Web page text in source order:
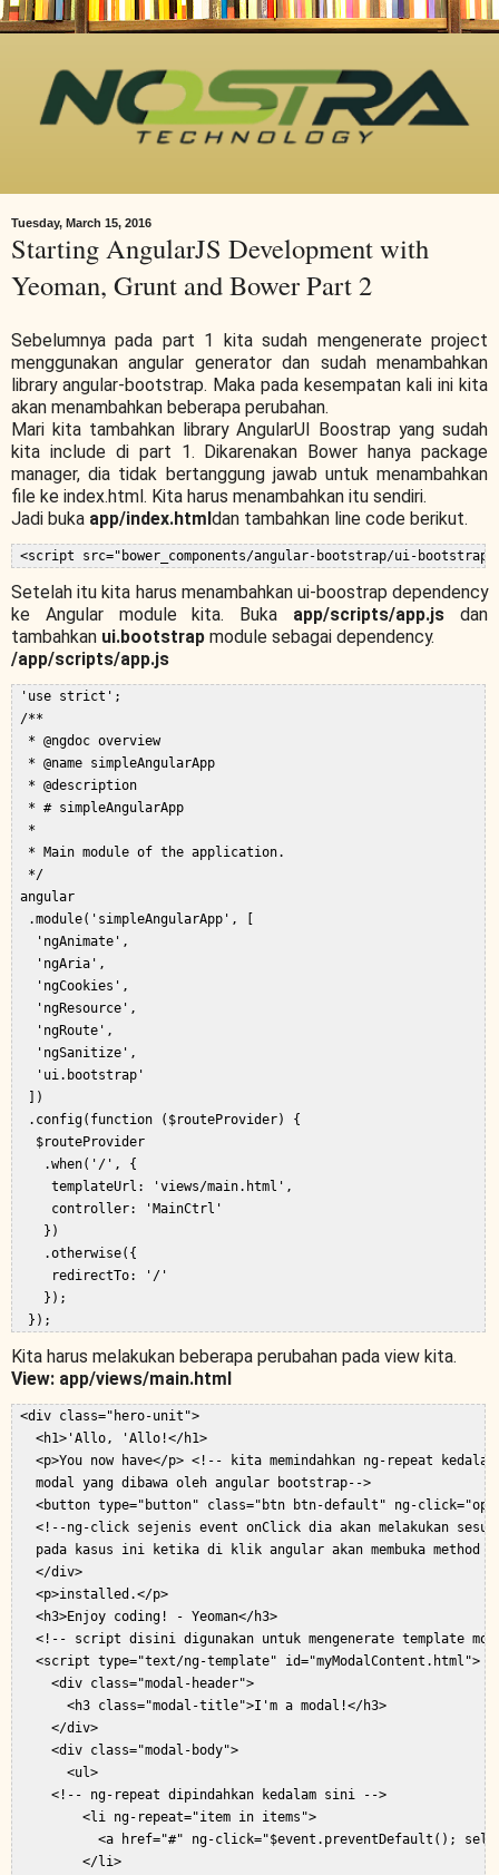
Tuesday, March 15, 2016
Starting AngularJS Development with
Yeoman, Grunt and Bower Part 2
Sebelumnya pada part 1 kita sudah mengenerate project
menggunakan angular generator dan sudah menambahkan
library angular-bootstrap. Maka pada kesempatan kali ini kita
akan menambahkan beberapa perubahan.
Mari kita tambahkan library AngularUI Boostrap yang sudah
kita include di part 1. Dikarenakan Bower hanya package
manager, dia tidak bertanggung jawab untuk menambahkan
file ke index.html. Kita harus menambahkan itu sendiri.
Jadi buka app/index.htmldan tambahkan line code berikut.
Setelah itu kita harus menambahkan ui-boostrap dependency
ke Angular module kita. Buka app/scripts/app.js dan
tambahkan ui.bootstrap module sebagai dependency.
/app/scripts/app.js
'use strict';
/**
  * @ngdoc overview
  * @name simpleAngularApp
  * @description
  * # simpleAngularApp
  *
  * Main module of the application.
  */
angular
  .module('simpleAngularApp', [
   'ngAnimate',
   'ngAria',
   'ngCookies',
   'ngResource',
   'ngRoute',
   'ngSanitize',
   'ui.bootstrap'
  ])
  .config(function ($routeProvider) {
   $routeProvider
    .when('/', {
     templateUrl: 'views/main.html',
     controller: 'MainCtrl'
    })
    .otherwise({
     redirectTo: '/'
    });
Kita harus melakukan beberapa perubahan pada view kita.
View: app/views/main.html
<div class="hero-unit">
   <h1>'Allo, 'Allo!</h1>
<p>You now have</p> <!-- kita memindahkan ng-repeat
   modal yang dibawa oleh angular bootstrap-->
<button type="button" class="btn btn-default" ng-
<!--ng-click sejenis event onClick dia akan melakukan
pada kasus ini ketika di klik angular akan membuka method
   </div>
   <p>installed.</p>
   <h3>Enjoy coding! - Yeoman</h3>
<!-- script disini digunakan untuk mengenerate template
   <script type="text/ng-template" id="myModalContent.html">
     <div class="modal-header">
       <h3 class="modal-title">I'm a modal!</h3>
     </div>
     <div class="modal-body">
       <ul>
     <!-- ng-repeat dipindahkan kedalam sini -->
         <li ng-repeat="item in items">
<a href="#" ng-click="$event.preventDefault();
         </li>